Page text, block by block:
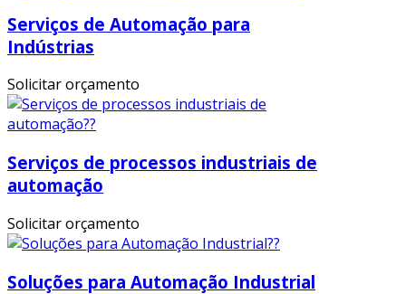
Serviços de Automação para
Indústrias
Solicitar orçamento
Serviços de processos industriais de
automação
Solicitar orçamento
Soluções para Automação Industrial